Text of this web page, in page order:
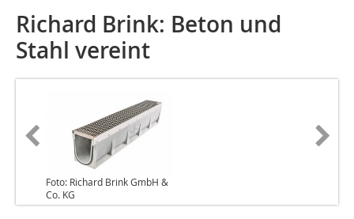
Richard Brink: Beton und
Stahl vereint
Foto: Richard Brink GmbH &
Co. KG